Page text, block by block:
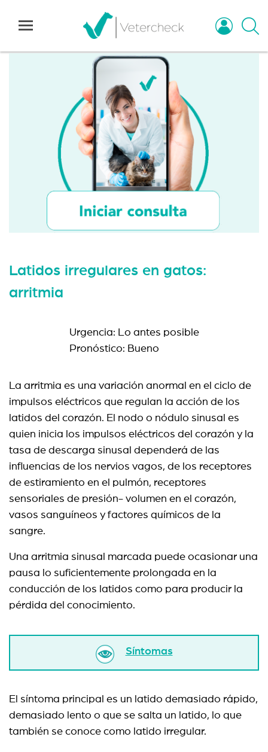
Latidos irregulares en gatos:
arritmia
Urgencia: Lo antes posible
Pronóstico: Bueno
La arritmia es una variación anormal en el ciclo de
impulsos eléctricos que regulan la acción de los
latidos del corazón. El nodo o nódulo sinusal es
quien inicia los impulsos eléctricos del corazón y la
tasa de descarga sinusal dependerá de las
influencias de los nervios vagos, de los receptores
de estiramiento en el pulmón, receptores
sensoriales de presión- volumen en el corazón,
vasos sanguíneos y factores químicos de la
sangre.
Una arritmia sinusal marcada puede ocasionar una
pausa lo suficientemente prolongada en la
conducción de los latidos como para producir la
pérdida del conocimiento.
Síntomas
El síntoma principal es un latido demasiado rápido,
demasiado lento o que se salta un latido, lo que
también se conoce como latido irregular.